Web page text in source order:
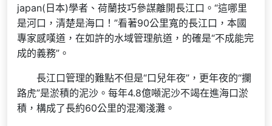
japan(日本)學者、荷蘭技巧參謀離開長江口。“這哪里
是河口，清楚是海口！”看著90公里寬的長江口，本國
專家感嘆道，在如許的水域管理航道，的確是“不成能完
成的義務”。
長江口管理的難點不但是“口兒年夜”，更年夜的“攔
路虎”是淤積的泥沙。每年4.8億噸泥沙不竭在進海口淤
積，構成了長約60公里的混濁淺灘。